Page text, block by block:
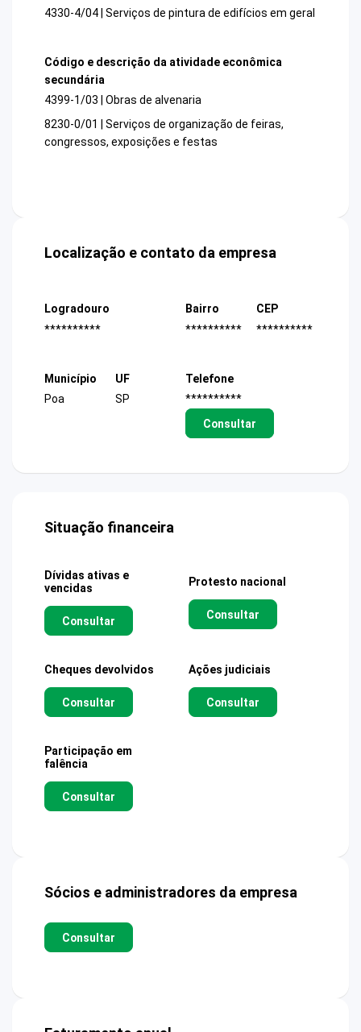
4330-4/04 | Serviços de pintura de edifícios em geral
Código e descrição da atividade econômica
secundária
4399-1/03 | Obras de alvenaria
8230-0/01 | Serviços de organização de feiras,
congressos, exposições e festas
Localização e contato da empresa
Logradouro
**********
Bairro
**********
CEP
**********
Município
Poa
UF
SP
Telefone
**********
Consultar
Situação financeira
Dívidas ativas e
vencidas
Consultar
Protesto nacional
Consultar
Cheques devolvidos
Consultar
Ações judiciais
Consultar
Participação em
falência
Consultar
Sócios e administradores da empresa
Consultar